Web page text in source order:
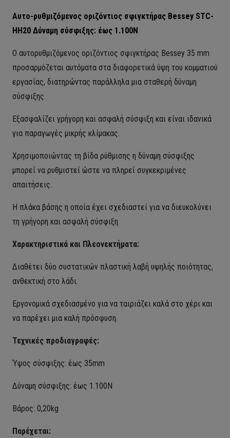
Αυτο-ρυθμιζόμενος οριζόντιος σφιγκτήρας Bessey STC-
HH20 Δύναμη σύσφιξης: έως 1.100N
Ο αυτορυθμιζόμενος οριζόντιος σφιγκτήρας Bessey 35 mm
προσαρμόζεται αυτόματα στα διαφορετικά ύψη του κομματιού
εργασίας, διατηρώντας παράλληλα μια σταθερή δύναμη
σύσφιξης.
Εξασφαλίζει γρήγορη και ασφαλή σύσφιξη και είναι ιδανικά
για παραγωγές μικρής κλίμακας.
Χρησιμοποιώντας τη βίδα ρύθμισης η δύναμη σύσφιξης
μπορεί να ρυθμιστεί ώστε να πληρεί συγκεκριμένες
απαιτήσεις.
Η πλάκα βάσης η οποία έχει σχεδιαστεί για να διευκολύνει
τη γρήγορη και ασφαλή σύσφιξη.
Χαρακτηριστικά και Πλεονεκτήματα:
Διαθέτει δύο συστατικών πλαστική λαβή υψηλής ποιότητας,
ανθεκτική στο λάδι.
Εργονομικά σχεδιασμένο για να ταιριάζει καλά στο χέρι και
να παρέχει μια καλή πρόσφυση.
Τεχνικές προδιαγραφές:
Ύψος σύσφιξης: έως 35mm
Δύναμη σύσφιξης: έως 1.100N
Βάρος: 0,20kg
Παρέχεται: